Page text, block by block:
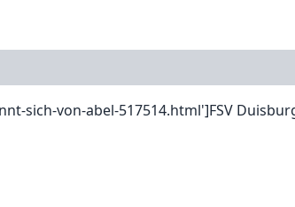
sich-von-abel-517514.html']FSV